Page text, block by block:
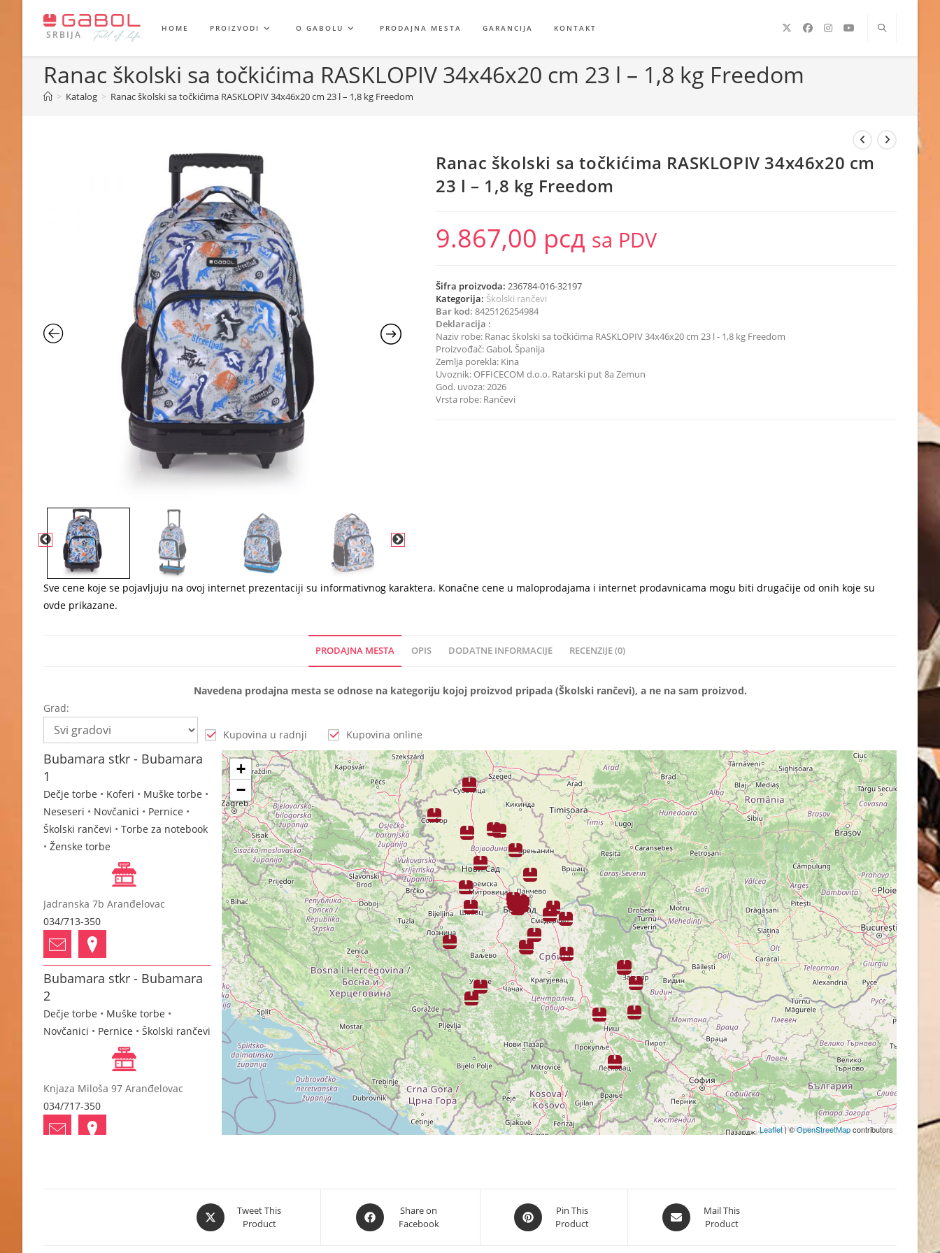
SRBIJA
HOME PROIZVODI O GABOLU PRODAJNA MESTA GARANCIJA KONTAKT
Ranac školski sa točkićima RASKLOPIV 34x46x20 cm 23 l – 1,8 kg Freedom
> Katalog > Ranac školski sa točkićima RASKLOPIV 34x46x20 cm 23 l – 1,8 kg Freedom
Ranac školski sa točkićima RASKLOPIV 34x46x20 cm
23 l – 1,8 kg Freedom
9.867,00 рсд sa PDV
Šifra proizvoda:236784-016-32197
Kategorija: Školski rančevi
Bar kod:8425126254984
Deklaracija :
Naziv robe: Ranac školski sa točkićima RASKLOPIV 34x46x20 cm 23 l - 1,8 kg Freedom
Proizvođač: Gabol, Španija
Zemlja porekla: Kina
Uvoznik: OFFICECOM d.o.o. Ratarski put 8a Zemun
God. uvoza: 2026
Vrsta robe: Rančevi
Sve cene koje se pojavljuju na ovoj internet prezentaciji su informativnog karaktera. Konačne cene u maloprodajama i internet prodavnicama mogu biti drugačije od onih koje su
ovde prikazane.
PRODAJNA MESTA OPIS DODATNE INFORMACIJE RECENZIJE (0)
Navedena prodajna mesta se odnose na kategoriju kojoj proizvod pripada (Školski rančevi), a ne na sam proizvod.
Grad:
Kupovina u radnji
Kupovina online
Bubamara stkr - Bubamara
1
Dečje torbe • Koferi • Muške torbe •
Neseseri • Novčanici • Pernice •
Školski rančevi • Torbe za notebook
• Ženske torbe
Jadranska 7b Aranđelovac
034/713-350
Bubamara stkr - Bubamara
2
Dečje torbe • Muške torbe •
Novčanici • Pernice • Školski rančevi
Knjaza Miloša 97 Aranđelovac
034/717-350
+
−
Leaflet| ©OpenStreetMapcontributors
Opens
in
Tweet This
Product
Opens
in
Share on
Facebook
Opens
in
Pin This
Product
Opens
in
Mail This
Product